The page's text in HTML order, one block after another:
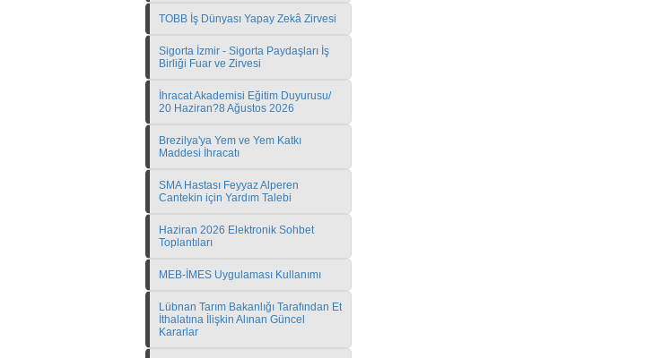
TOBB İş Dünyası Yapay Zekâ Zirvesi
Sigorta İzmir - Sigorta Paydaşları İş
Birliği Fuar ve Zirvesi
İhracat Akademisi Eğitim Duyurusu/
20 Haziran?8 Ağustos 2026
Brezilya'ya Yem ve Yem Katkı
Maddesi İhracatı
SMA Hastası Feyyaz Alperen
Cantekin için Yardım Talebi
Haziran 2026 Elektronik Sohbet
Toplantıları
MEB-İMES Uygulaması Kullanımı
Lübnan Tarım Bakanlığı Tarafından Et
İthalatına İlişkin Alınan Güncel
Kararlar